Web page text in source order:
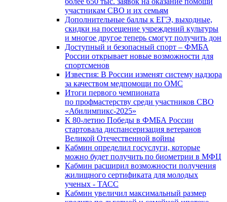
участникам СВО и их семьям
Дополнительные баллы к ЕГЭ, выходные,
скидки на посещение учреждений культуры
и многое другое теперь смогут получить дон
Доступный и безопасный спорт – ФМБА
России открывает новые возможности для
спортсменов
Известия: В России изменят систему надзора
за качеством медпомощи по ОМС
Итоги первого чемпионата
по профмастерству среди участников СВО
«Абилимпикс-2025»
К 80-летию Победы в ФМБА России
стартовала диспансеризация ветеранов
Великой Отечественной войны
Кабмин определил госуслуги, которые
можно будет получить по биометрии в МФЦ
Кабмин расширил возможности получения
жилищного сертификата для молодых
ученых - ТАСС
Кабмин увеличил максимальный размер